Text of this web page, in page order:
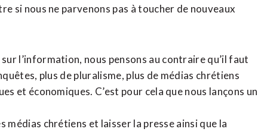
si nous ne parvenons pas à toucher de nouveaux
l’information, nous pensons au contraire qu’il faut
plus de pluralisme, plus de médias chrétiens
et économiques. C’est pour cela que nous lançons un
chrétiens et laisser la presse ainsi que la